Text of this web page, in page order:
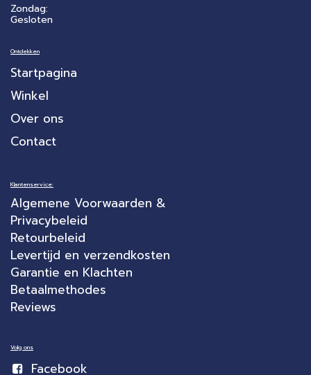
Zondag:
Gesloten
Ontdekken
Startpagina
Winkel
Over ons
Contact
Klantenservice:
Algemene Voorwaarden &
Privacybeleid
Retourbeleid
Levertijd en verzendkosten
Garantie en Klachten
Betaalmethodes
Reviews
Volg ons
Facebook